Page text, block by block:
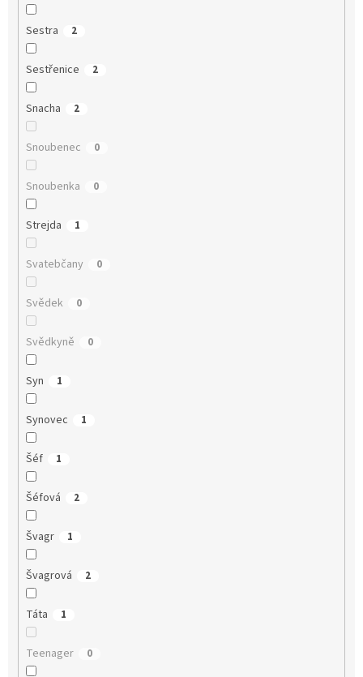
Sestra 2
Sestřenice 2
Snacha 2
Snoubenec 0
Snoubenka 0
Strejda 1
Svatebčany 0
Svědek 0
Svědkyně 0
Syn 1
Synovec 1
Šéf 1
Šéfová 2
Švagr 1
Švagrová 2
Táta 1
Teenager 0